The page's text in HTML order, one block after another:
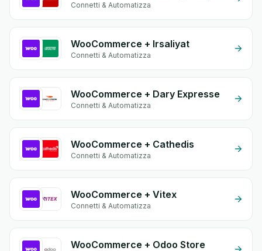
Connetti & Automatizza
WooCommerce + Irsaliyat
Connetti & Automatizza
WooCommerce + Dary Expresse
Connetti & Automatizza
WooCommerce + Cathedis
Connetti & Automatizza
WooCommerce + Vitex
Connetti & Automatizza
WooCommerce + Odoo Store